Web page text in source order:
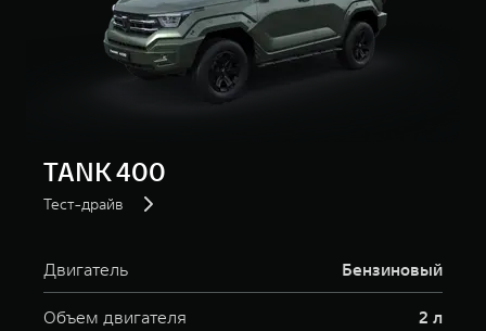
TANK 400
Тест-драйв
Двигатель Бензиновый
Объем двигателя 2 л